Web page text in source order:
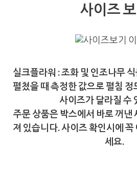
사이즈 보
실크플라워 : 조화 및 인조나무
펼쳤을 때 측정한 값으로 펼침
사이즈가 달라질 수
주문 상품은 박스에서 바로 꺼낸
져 있습니다. 사이즈 확인시에
세요.